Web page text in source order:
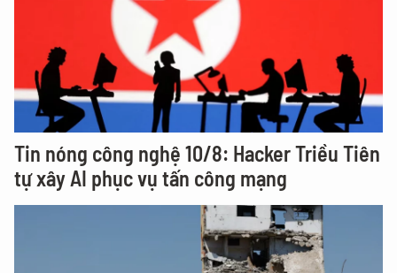
Tin nóng công nghệ 10/8: Hacker Triều Tiên
tự xây AI phục vụ tấn công mạng